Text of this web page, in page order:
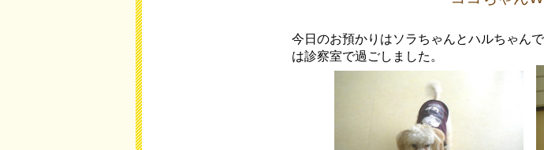
今日のお預かりはソラちゃんとハルちゃん
は診察室で過ごしました。